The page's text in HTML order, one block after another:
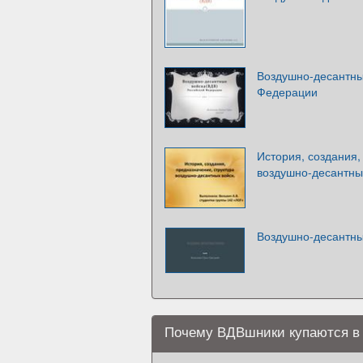
Воздушно-
Федерации
История,
воздушно-
Воздушно-
Почему ВДВшники купаются в